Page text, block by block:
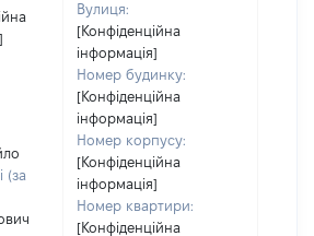
(за
Вулиця:
[Конфіденційна
інформація]
Номер будинку:
[Конфіденційна
інформація]
Номер корпусу:
[Конфіденційна
інформація]
Номер квартири:
[Конфіденційна